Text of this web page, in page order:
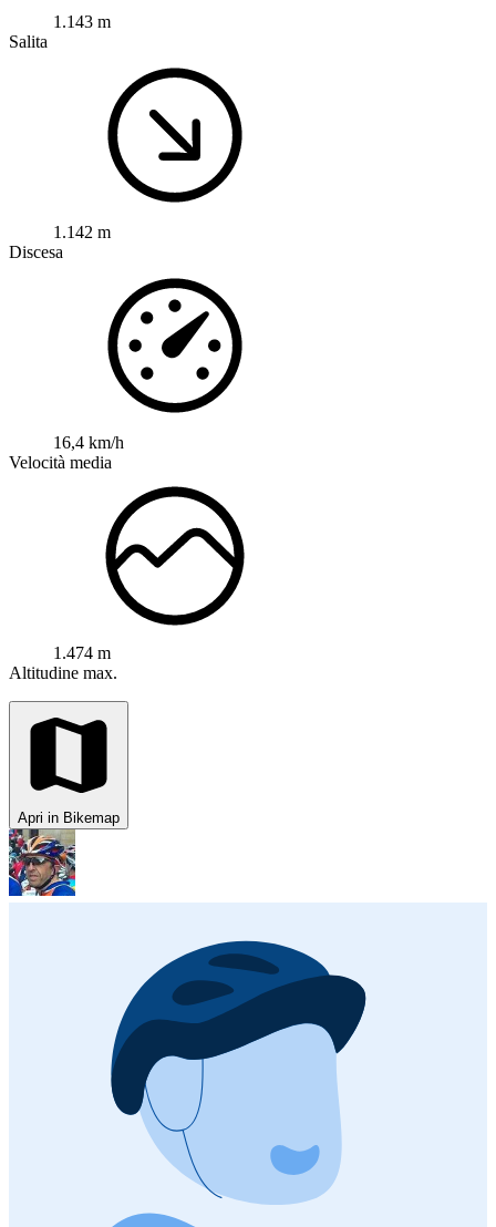
1.143 m
Salita
1.142 m
Discesa
16,4 km/h
Velocità media
1.474 m
Altitudine max.
Apri in Bikemap